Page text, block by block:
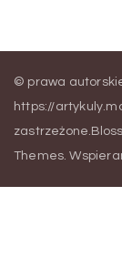
© prawa
https://
zastrzeżone.
Themes.